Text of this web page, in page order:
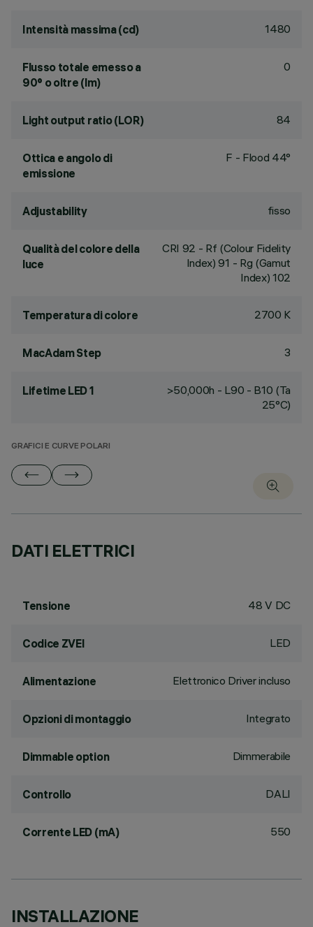
Intensità massima (cd) 1480
Flusso totale emesso a
90° o oltre (lm)
0
Light output ratio (LOR) 84
Ottica e angolo di
emissione
F - Flood 44°
Adjustability fisso
Qualità del colore della
luce
CRI 92 - Rf (Colour Fidelity
Index) 91 - Rg (Gamut
Index) 102
Temperatura di colore 2700 K
MacAdam Step 3
Lifetime LED 1
>50,000h - L90 - B10 (Ta
25°C)
GRAFICI E CURVE POLARI
DATI ELETTRICI
Tensione 48 V DC
Codice ZVEI LED
Alimentazione Elettronico Driver incluso
Opzioni di montaggio Integrato
Dimmable option Dimmerabile
Controllo DALI
Corrente LED (mA) 550
INSTALLAZIONE